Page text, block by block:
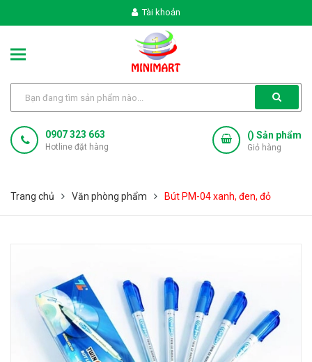
Tài khoản
0907 323 663
Hotline đặt hàng
() Sản phẩm
Giỏ hàng
Trang chủ Văn phòng phẩm Bút PM-04 xanh, đen, đỏ